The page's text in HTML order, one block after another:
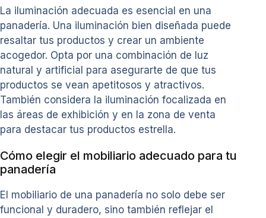
La iluminación adecuada es esencial en una
panadería. Una iluminación bien diseñada puede
resaltar tus productos y crear un ambiente
acogedor. Opta por una combinación de luz
natural y artificial para asegurarte de que tus
productos se vean apetitosos y atractivos.
También considera la iluminación focalizada en
las áreas de exhibición y en la zona de venta
para destacar tus productos estrella.
Cómo elegir el mobiliario adecuado para tu
panadería
El mobiliario de una panadería no solo debe ser
funcional y duradero, sino también reflejar el